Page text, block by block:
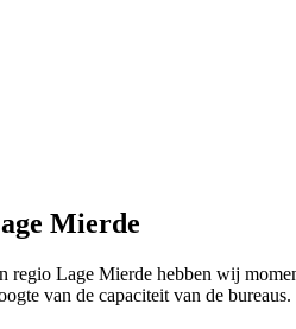
Mierde
regio Lage Mierde hebben wij
van de capaciteit van de